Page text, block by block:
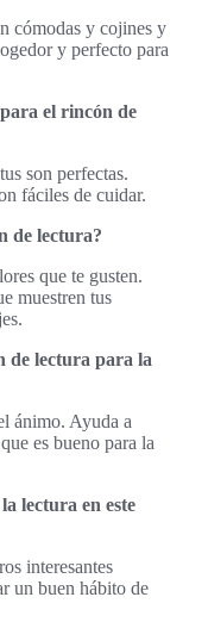
cómodas y cojines y
y perfecto para
el rincón de
son perfectas.
fáciles de cuidar.
de lectura?
que te gusten.
muestren tus
de lectura para la
ánimo. Ayuda a
es bueno para la
lectura en este
interesantes
un buen hábito de